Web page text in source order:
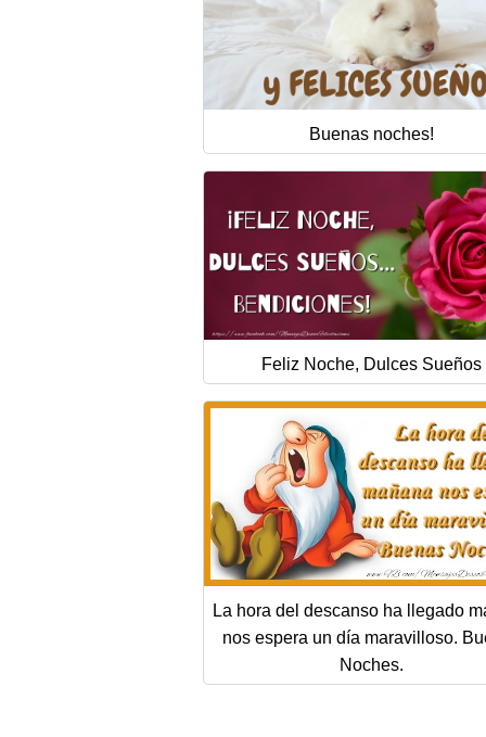
Buenas noches!
Feliz Noche, Dulces Sueños
La hora del descanso ha llegado
nos espera un día maravilloso.
Noches.